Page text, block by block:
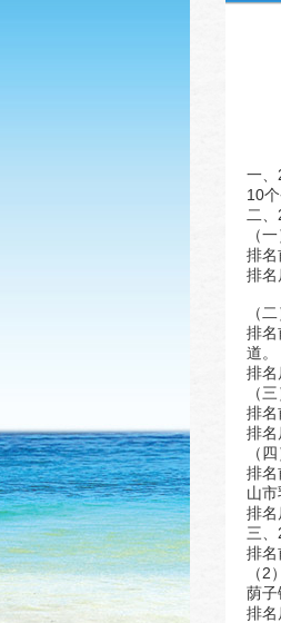
一
10
二
（
排名
排名
（
排名
道。
排名
（
排名
排名
（
排名
山市
排名
三
排名
（
荫子
排名